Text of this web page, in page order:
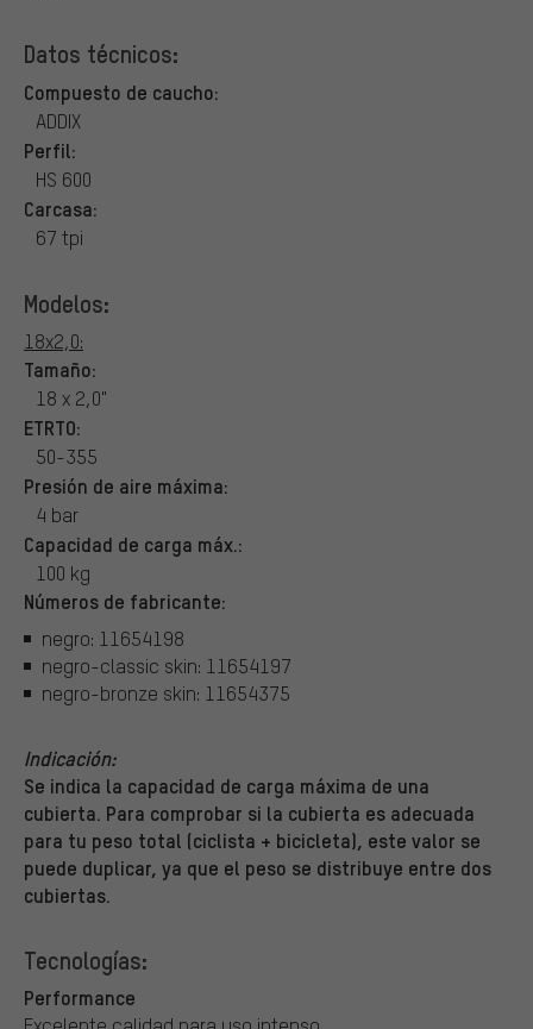
Datos técnicos:
Compuesto de caucho:
ADDIX
Perfil:
HS 600
Carcasa:
67 tpi
Modelos:
18x2,0:
Tamaño:
18 x 2,0"
ETRTO:
50-355
Presión de aire máxima:
4 bar
Capacidad de carga máx.:
100 kg
Números de fabricante:
negro: 11654198
negro-classic skin: 11654197
negro-bronze skin: 11654375
Indicación:
Se indica la capacidad de carga máxima de una
cubierta. Para comprobar si la cubierta es adecuada
para tu peso total (ciclista + bicicleta), este valor se
puede duplicar, ya que el peso se distribuye entre dos
cubiertas.
Tecnologías:
Performance